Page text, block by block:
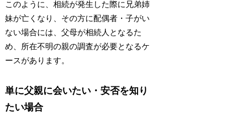
このように、相続が発生した際に兄弟姉
妹が亡くなり、その方に配偶者・子がい
ない場合には、父母が相続人となるた
め、所在不明の親の調査が必要となるケ
ースがあります。
単に父親に会いたい・安否を知り
たい場合